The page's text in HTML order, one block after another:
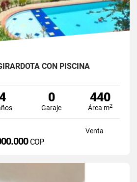
CON PISCINA
0
Garaje
440
Área m2
Venta
COP